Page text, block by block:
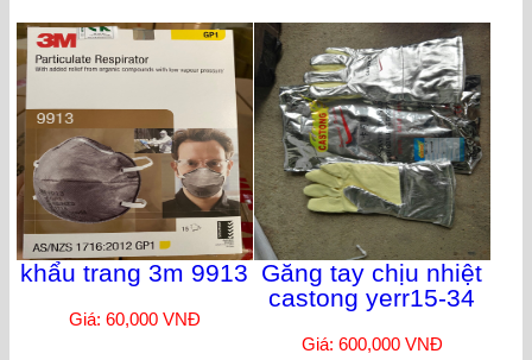
khẩu trang 3m 9913
Giá: 60,000 VNĐ
Găng tay chịu nhiệt
castong yerr15-34
Giá: 600,000 VNĐ